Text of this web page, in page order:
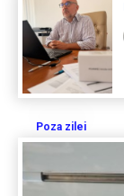
Poza zilei